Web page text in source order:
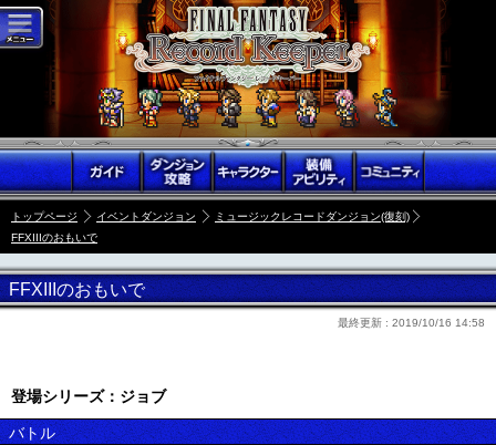
トップページ イベントダンジョン
ミュージックレコードダンジョン(復刻)
FFXIIIのおもいで
FFXIIIのおもいで
最終更新 : 2019/10/16 14:58
登場シリーズ：ジョブ
バトル